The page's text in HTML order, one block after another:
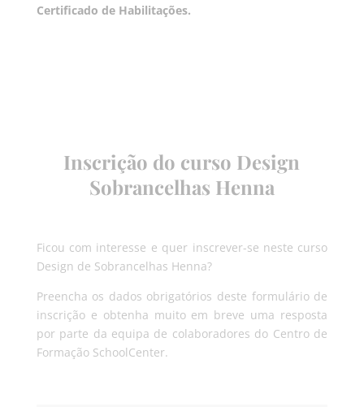
Certificado de Habilitações.
Inscrição do curso Design
Sobrancelhas Henna
Ficou com interesse e quer inscrever-se neste curso
Design de Sobrancelhas Henna?
Preencha os dados obrigatórios deste formulário de
inscrição e obtenha muito em breve uma resposta
por parte da equipa de colaboradores do Centro de
Formação SchoolCenter.